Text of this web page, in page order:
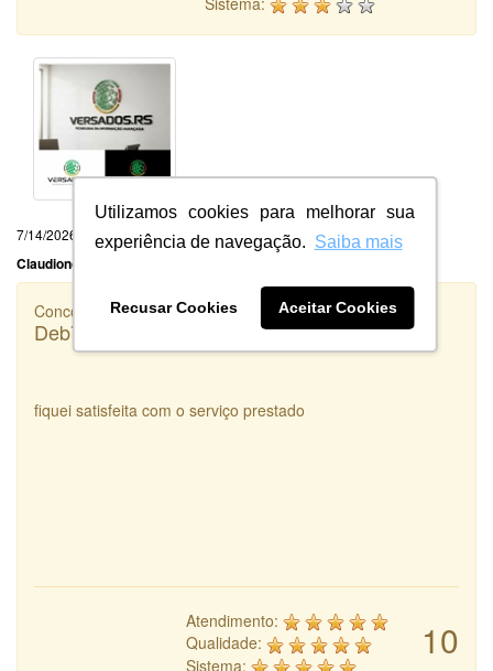
Utilizamos cookies para melhorar sua
experiência de navegação. Saiba mais
Recusar Cookies Aceitar Cookies
7/14/2026
Claudionor Ventura Oliveira Ltda
Concorrência
Deb7 Agropecuária
fiquei satisfeita com o serviço prestado
10
Atendimento:
Qualidade:
Sistema: